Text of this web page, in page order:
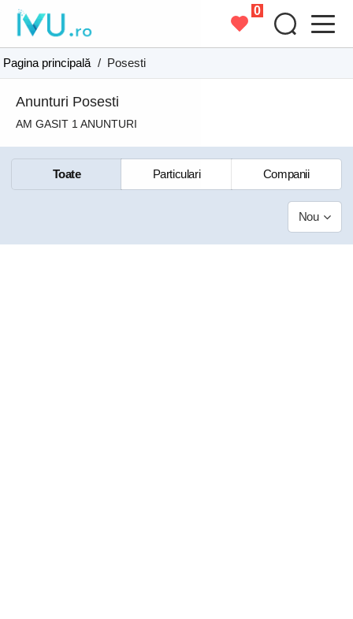
0
Pagina principală / Posesti
Anunturi Posesti
AM GASIT 1 ANUNTURI
Toate Particulari Companii
Nou